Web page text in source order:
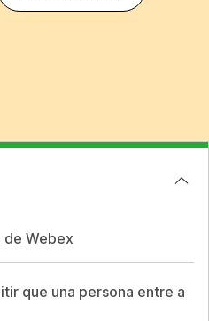
de Webex
que una persona entre a